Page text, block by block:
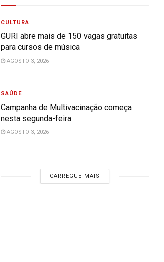
CULTURA
GURI abre mais de 150 vagas gratuitas
para cursos de música
AGOSTO 3, 2026
SAÚDE
Campanha de Multivacinação começa
nesta segunda-feira
AGOSTO 3, 2026
CARREGUE MAIS